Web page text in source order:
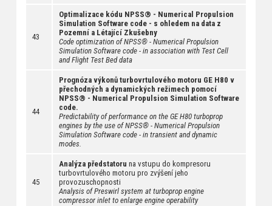
43
Optimalizace kódu NPSS® - Numerical Propulsion
Simulation Software code - s ohledem na data z
Pozemní a Létající Zkušebny
Code optimization of NPSS® - Numerical Propulsion
Simulation Software code - in association with Test Cell
and Flight Test Bed data
44
Prognóza výkonů turbovrtulového motoru GE H80 v
přechodných a dynamických režimech pomocí
NPSS® - Numerical Propulsion Simulation Software
code.
Predictability of performance on the GE H80 turboprop
engines by the use of NPSS® - Numerical Propulsion
Simulation Software code - in transient and dynamic
modes.
45
Analýza předstatoru na vstupu do kompresoru
turbovrtulového motoru pro zvýšení jeho
provozuschopnosti
Analysis of Preswirl system at turboprop engine
compressor inlet to enlarge engine operability